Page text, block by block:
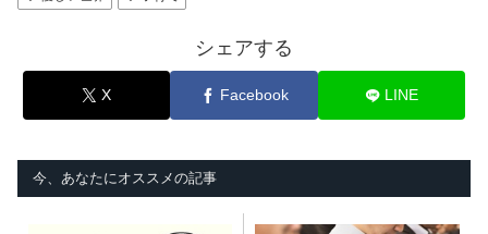
シェアする
X Facebook LINE
今、あなたにオススメの記事